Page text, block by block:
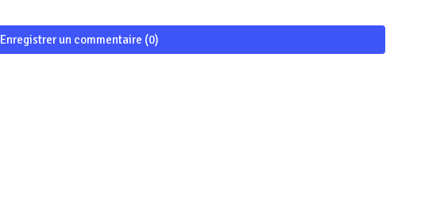
Enregistrer un commentaire (0)